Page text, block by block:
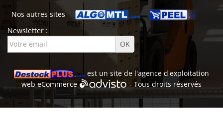
Nos autres sites
Newsletter :
est un site de l'agence d'exploitation
webeCommerce - Tous droits réservés